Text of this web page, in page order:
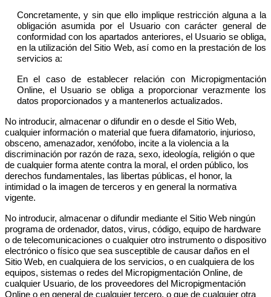
Concretamente, y sin que ello implique restricción alguna a la
obligación asumida por el Usuario con carácter general de
conformidad con los apartados anteriores, el Usuario se obliga,
en la utilización del Sitio Web, así como en la prestación de los
servicios a:
En el caso de establecer relación con Micropigmentación
Online, el Usuario se obliga a proporcionar verazmente los
datos proporcionados y a mantenerlos actualizados.
No introducir, almacenar o difundir en o desde el Sitio Web,
cualquier información o material que fuera difamatorio, injurioso,
obsceno, amenazador, xenófobo, incite a la violencia a la
discriminación por razón de raza, sexo, ideología, religión o que
de cualquier forma atente contra la moral, el orden público, los
derechos fundamentales, las libertas públicas, el honor, la
intimidad o la imagen de terceros y en general la normativa
vigente.
No introducir, almacenar o difundir mediante el Sitio Web ningún
programa de ordenador, datos, virus, código, equipo de hardware
o de telecomunicaciones o cualquier otro instrumento o dispositivo
electrónico o físico que sea susceptible de causar daños en el
Sitio Web, en cualquiera de los servicios, o en cualquiera de los
equipos, sistemas o redes del Micropigmentación Online, de
cualquier Usuario, de los proveedores del Micropigmentación
Online o en general de cualquier tercero, o que de cualquier otra